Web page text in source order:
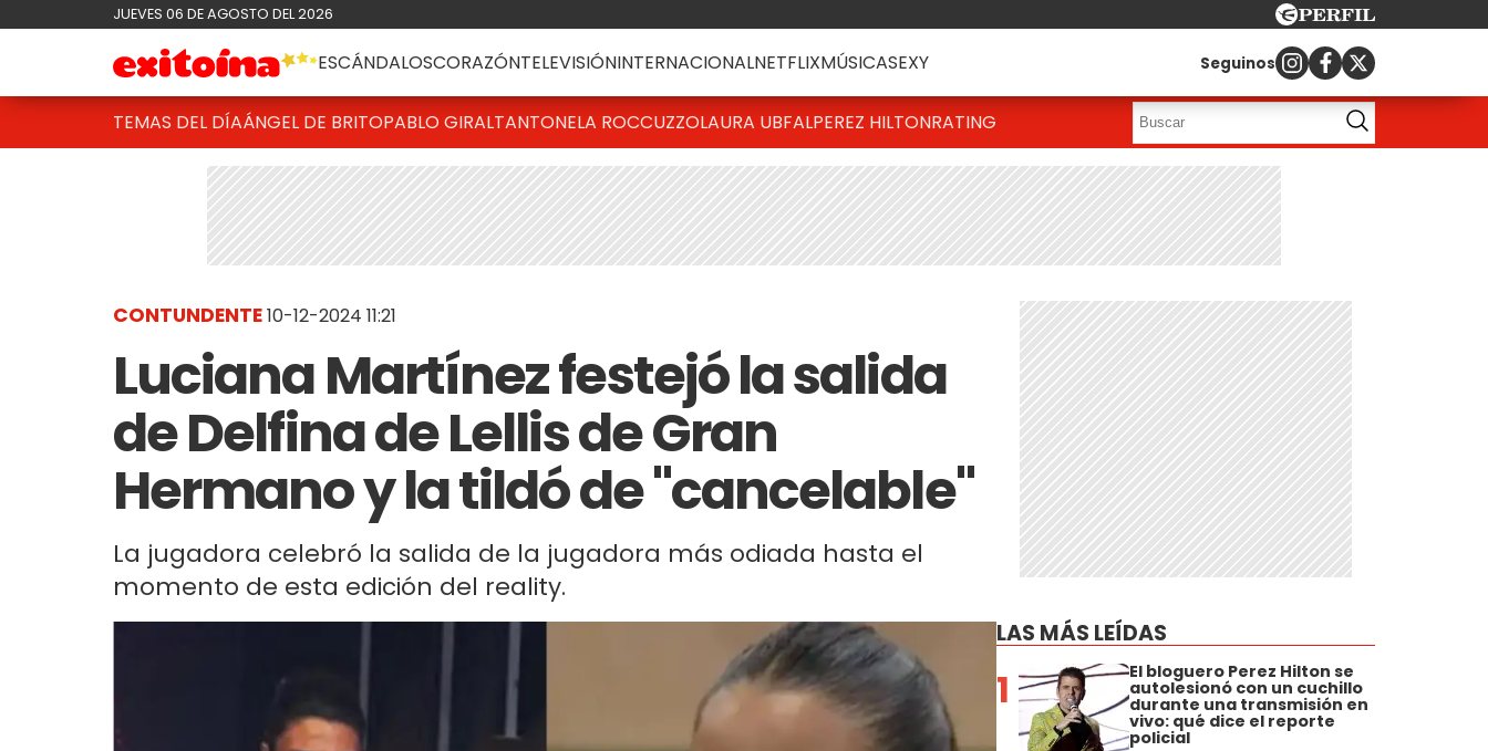
JUEVES 06 DE AGOSTO DEL 2026
ESCÁNDALOSCORAZÓNTELEVISIÓNINTERNACIONALNETFLIXMÚSICASEXY Seguinos
TEMAS DEL DÍAÁNGEL DE BRITOPABLO GIRALTANTONELA ROCCUZZOLAURA UBFALPEREZ HILTONRATING
CONTUNDENTE10-12-2024 11:21
Luciana Martínez festejó la salida
de Delfina de Lellis de Gran
Hermano y la tildó de "cancelable"
La jugadora celebró la salida de la jugadora más odiada hasta el
momento de esta edición del reality.
LAS MÁS LEÍDAS
1 El bloguero Perez Hilton se
autolesionó con un cuchillo
durante una transmisión en
vivo: qué dice el reporte
policial